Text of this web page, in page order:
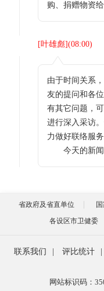
购、捐赠物资
[叶雄彪](08:00)
由于时间关系
友的提问和各
有其它问题，
进行深入采访
力做好联络服
今天的新闻
省政府及省直单位
各设区市卫健委
联系我们 评比统计
网站标识码：